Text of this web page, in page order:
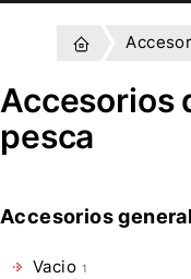
Accesorios
pesca
Accesorios
Vacio 1